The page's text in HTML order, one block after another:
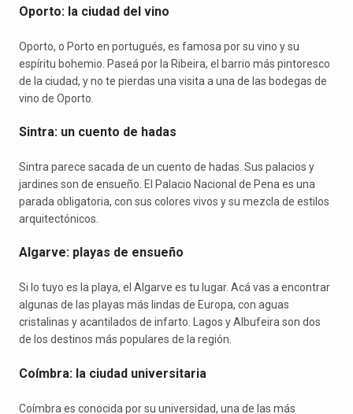
Oporto: la ciudad del vino
Oporto, o Porto en portugués, es famosa por su vino y su
espíritu bohemio. Paseá por la Ribeira, el barrio más pintoresco
de la ciudad, y no te pierdas una visita a una de las bodegas de
vino de Oporto.
Sintra: un cuento de hadas
Sintra parece sacada de un cuento de hadas. Sus palacios y
jardines son de ensueño. El Palacio Nacional de Pena es una
parada obligatoria, con sus colores vivos y su mezcla de estilos
arquitectónicos.
Algarve: playas de ensueño
Si lo tuyo es la playa, el Algarve es tu lugar. Acá vas a encontrar
algunas de las playas más lindas de Europa, con aguas
cristalinas y acantilados de infarto. Lagos y Albufeira son dos
de los destinos más populares de la región.
Coímbra: la ciudad universitaria
Coímbra es conocida por su universidad, una de las más